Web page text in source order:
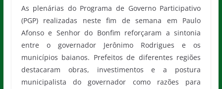
As plenárias do Programa de Governo Participativo
(PGP) realizadas neste fim de semana em Paulo
Afonso e Senhor do Bonfim reforçaram a sintonia
entre o governador Jerônimo Rodrigues e os
municípios baianos. Prefeitos de diferentes regiões
destacaram obras, investimentos e a postura
municipalista do governador como razões para